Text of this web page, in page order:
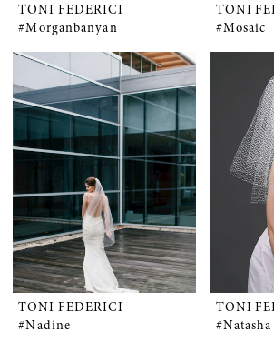
TONI FEDERICI
#Morganbanyan
TONI
#Mosaic
TONI FEDERICI
#Nadine
TONI
#Natasha